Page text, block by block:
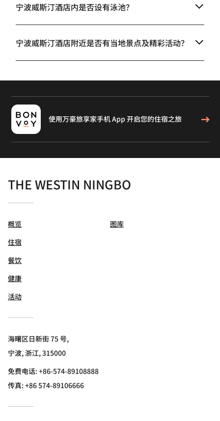
宁波威斯汀酒店内是否设有泳池？
宁波威斯汀酒店附近是否有当地景点及精彩活动？
使用万豪旅享家手机 App 开启您的住宿之旅
THE WESTIN NINGBO
概览
住宿
餐饮
健康
活动
图库
海曙区日新街 75 号,
宁波, 浙江, 315000
免费电话:+86-574-89108888
传真:+86 574-89106666